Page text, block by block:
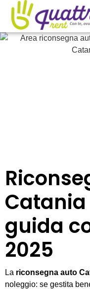
guida
2025
La riconsegna auto
noleggio: se gestita